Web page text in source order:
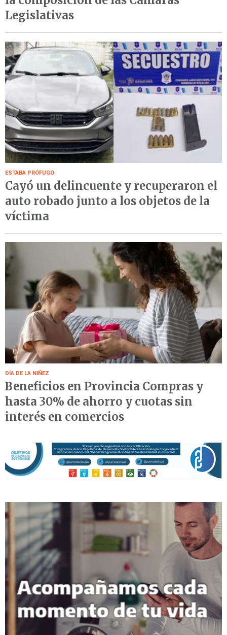
Legislativas
ESTABA PRÓFUGO
Cayó un delincuente y recuperaron el
auto robado junto a los objetos de la
víctima
DÍA DE LA NIÑEZ
Beneficios en Provincia Compras y
hasta 30% de ahorro y cuotas sin
interés en comercios